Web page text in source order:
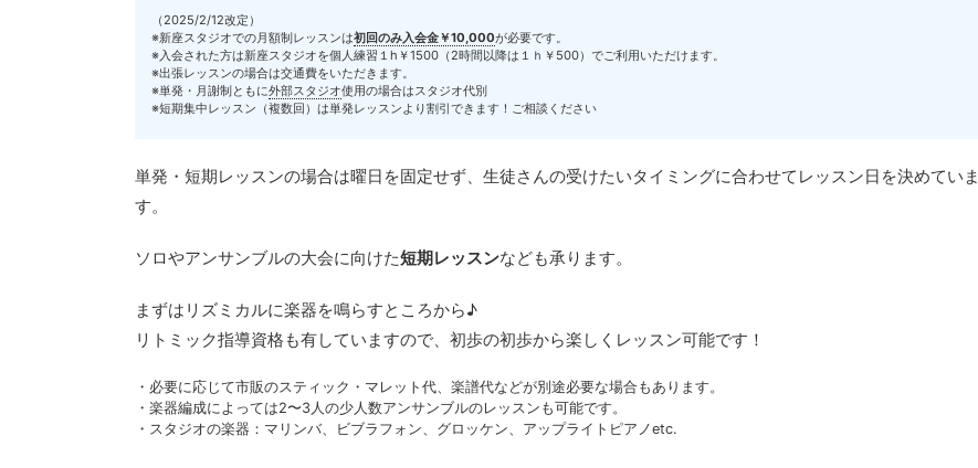
（2025/2/12改定）
※新座スタジオでの月額制レッスンは初回のみ入会金￥10,000が必要です。
※入会された方は新座スタジオを個人練習１h￥1500（2時間以降は１ｈ￥500）でご利用いただけます。
※出張レッスンの場合は交通費をいただきます。
※単発・月謝制ともに外部スタジオ使用の場合はスタジオ代別
※短期集中レッスン（複数回）は単発レッスンより割引できます！ご相談ください
単発・短期レッスンの場合は曜日を固定せず、生徒さんの受けたいタイミングに合わせてレッスン日を決めていま
す。
ソロやアンサンブルの大会に向けた短期レッスンなども承ります。
まずはリズミカルに楽器を鳴らすところから♪
リトミック指導資格も有していますので、初歩の初歩から楽しくレッスン可能です！
・必要に応じて市販のスティック・マレット代、楽譜代などが別途必要な場合もあります。
・楽器編成によっては2〜3人の少人数アンサンブルのレッスンも可能です。
・スタジオの楽器：マリンバ、ビブラフォン、グロッケン、アップライトピアノetc.